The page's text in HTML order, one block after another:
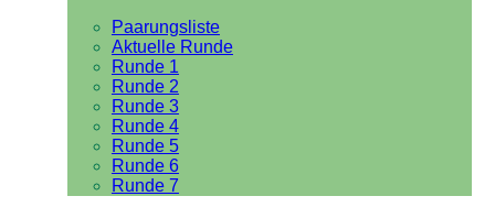
Paarungsliste
Aktuelle Runde
Runde 1
Runde 2
Runde 3
Runde 4
Runde 5
Runde 6
Runde 7